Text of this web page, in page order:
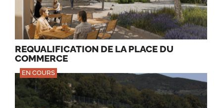
REQUALIFICATION DE LA PLACE DU
COMMERCE
EN COURS